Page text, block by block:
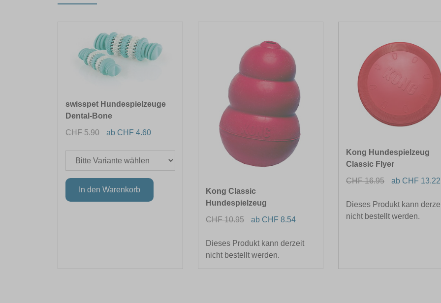
swisspet Hundespielzeuge
Dental-Bone
CHF 5.90
ab CHF 4.60
Kong Classic
Hundespielzeug
CHF 10.95
ab CHF 8.54
Dieses Produkt kann derzeit
nicht bestellt werden.
Kong Hundespielzeug
Classic Flyer
CHF 16.95
ab CHF 13.22
Dieses Produkt kann
nicht bestellt werden.